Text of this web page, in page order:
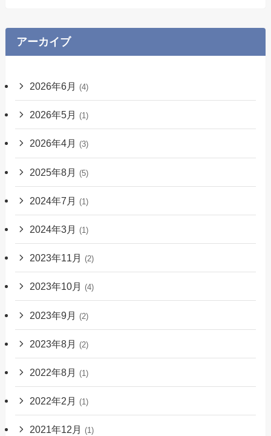
アーカイブ
2026年6月 (4)
2026年5月 (1)
2026年4月 (3)
2025年8月 (5)
2024年7月 (1)
2024年3月 (1)
2023年11月 (2)
2023年10月 (4)
2023年9月 (2)
2023年8月 (2)
2022年8月 (1)
2022年2月 (1)
2021年12月 (1)